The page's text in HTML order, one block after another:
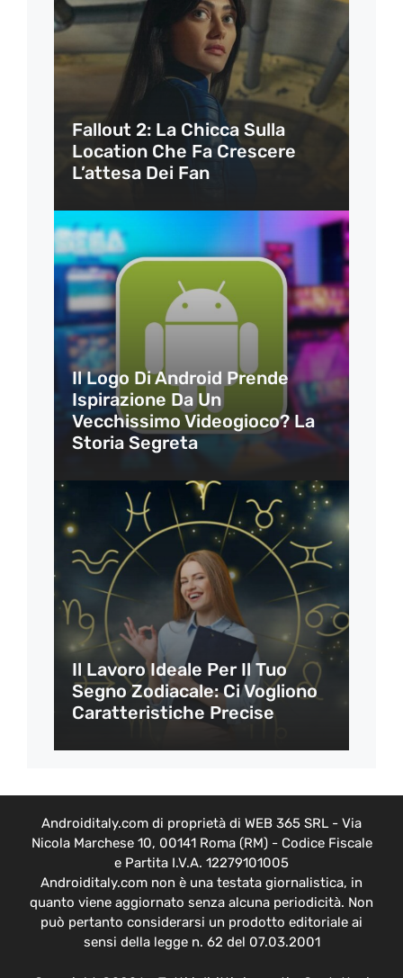
Fallout 2: La Chicca Sulla
Location Che Fa Crescere
L’attesa Dei Fan
Il Logo Di Android Prende
Ispirazione Da Un
Vecchissimo Videogioco? La
Storia Segreta
Il Lavoro Ideale Per Il Tuo
Segno Zodiacale: Ci Vogliono
Caratteristiche Precise
Androiditaly.com di proprietà di WEB 365 SRL - Via
Nicola Marchese 10, 00141 Roma (RM) - Codice Fiscale
e Partita I.V.A. 12279101005
Androiditaly.com non è una testata giornalistica, in
quanto viene aggiornato senza alcuna periodicità. Non
può pertanto considerarsi un prodotto editoriale ai
sensi della legge n. 62 del 07.03.2001